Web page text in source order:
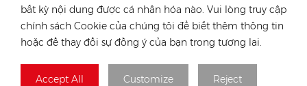
bất kỳ nội dung được cá nhân hóa nào. Vui lòng truy cập
chính sách Cookie của chúng tôi để biết thêm thông tin
hoặc để thay đổi sự đồng ý của bạn trong tương lai.
Accept All Customize Reject
điện thoại :+852 54222219
E-mail : hk@rongstar.com
Yuen Long, Hong Kong